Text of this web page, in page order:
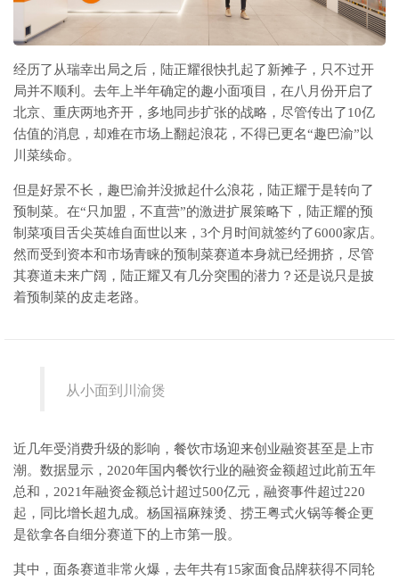
经历了从瑞幸出局之后，陆正耀很快扎起了新摊子，只不过开
局并不顺利。去年上半年确定的趣小面项目，在八月份开启了
北京、重庆两地齐开，多地同步扩张的战略，尽管传出了10亿
估值的消息，却难在市场上翻起浪花，不得已更名“趣巴渝”以
川菜续命。
但是好景不长，趣巴渝并没掀起什么浪花，陆正耀于是转向了
预制菜。在“只加盟，不直营”的激进扩展策略下，陆正耀的预
制菜项目舌尖英雄自面世以来，3个月时间就签约了6000家店。
然而受到资本和市场青睐的预制菜赛道本身就已经拥挤，尽管
其赛道未来广阔，陆正耀又有几分突围的潜力？还是说只是披
着预制菜的皮走老路。
从小面到川渝煲
近几年受消费升级的影响，餐饮市场迎来创业融资甚至是上市
潮。数据显示，2020年国内餐饮行业的融资金额超过此前五年
总和，2021年融资金额总计超过500亿元，融资事件超过220
起，同比增长超九成。杨国福麻辣烫、捞王粤式火锅等餐企更
是欲拿各自细分赛道下的上市第一股。
其中，面条赛道非常火爆，去年共有15家面食品牌获得不同轮